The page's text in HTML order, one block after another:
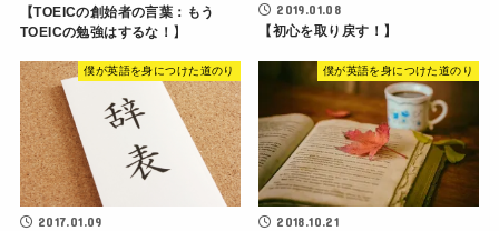
【TOEICの創始者の言葉：もう
TOEICの勉強はするな！】
2019.01.08
【初心を取り戻す！】
僕が英語を身につけた道のり
2017.01.09
僕が英語を身につけた道のり
2018.10.21